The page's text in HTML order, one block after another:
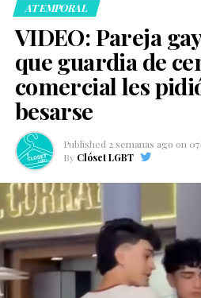
ATEMPORAL
VIDEO: Pareja
que guardia de
comercial les
besarse
Published 2 semanas ago on
By Clóset LGBT